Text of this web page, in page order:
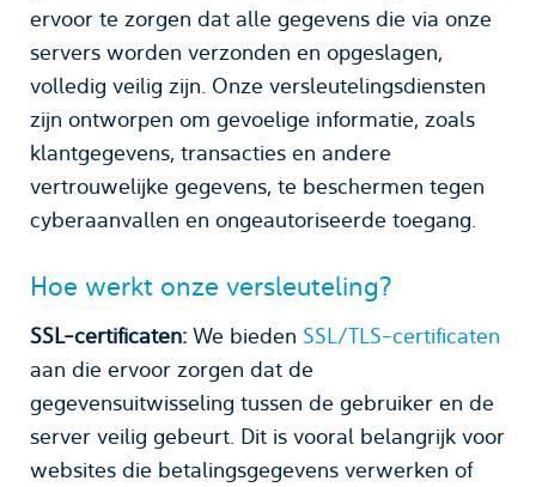
ervoor te zorgen dat alle gegevens die via onze
servers worden verzonden en opgeslagen,
volledig veilig zijn. Onze versleutelingsdiensten
zijn ontworpen om gevoelige informatie, zoals
klantgegevens, transacties en andere
vertrouwelijke gegevens, te beschermen tegen
cyberaanvallen en ongeautoriseerde toegang.
Hoe werkt onze versleuteling?
SSL-certificaten: We bieden SSL/TLS-certificaten
aan die ervoor zorgen dat de
gegevensuitwisseling tussen de gebruiker en de
server veilig gebeurt. Dit is vooral belangrijk voor
websites die betalingsgegevens verwerken of